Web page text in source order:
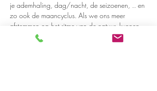
je ademhaling, dag/nacht, de seizoenen, .. en
zo ook de maancyclus. Als we ons meer
afstemmen op het ritme van de natuur, kunnen
we die natuurlijke flow ook beter toelaten in